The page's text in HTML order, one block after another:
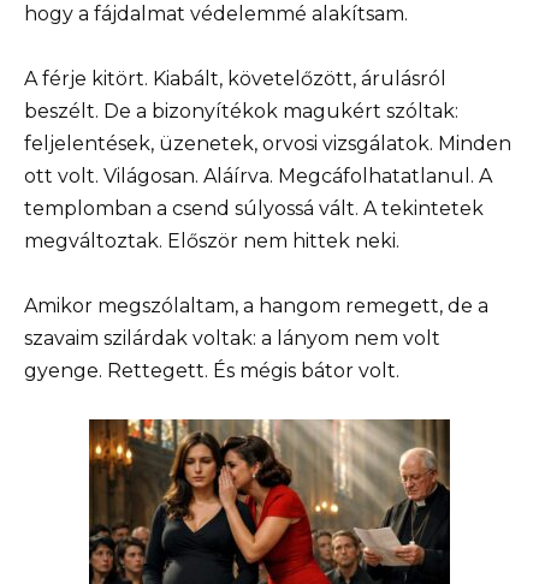
hogy a fájdalmat védelemmé alakítsam.
A férje kitört. Kiabált, követelőzött, árulásról
beszélt. De a bizonyítékok magukért szóltak:
feljelentések, üzenetek, orvosi vizsgálatok. Minden
ott volt. Világosan. Aláírva. Megcáfolhatatlanul. A
templomban a csend súlyossá vált. A tekintetek
megváltoztak. Először nem hittek neki.
Amikor megszólaltam, a hangom remegett, de a
szavaim szilárdak voltak: a lányom nem volt
gyenge. Rettegett. És mégis bátor volt.